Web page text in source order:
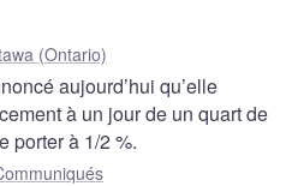
(Ontario)
aujourd’hui qu’elle
à un jour de un quart de
porter à 1/2 %.